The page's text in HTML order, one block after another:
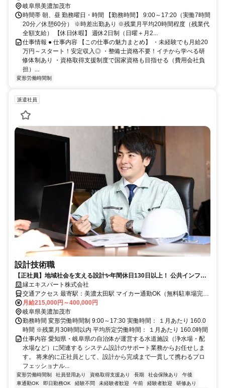
岐阜県美濃加茂市
時間帯 朝、昼 勤務曜日・時間 【勤務時間】 9:00～17:20（実働7時間
20分／休憩60分） ※時差出勤あり ※残業月平均20時間程度（残業代
全額支給） 【休日休暇】 週休2日制（日曜＋月2...
仕事情報 ● 仕事内容 【この仕事の魅力まとめ】 ・未経験でも月給20
万円～スタート！安定収入◎ ・整備士資格不要！イチから学べる研
修体制あり ・資格取得支援制度で国家資格も目指せる（費用会社負
担）...
変形労働時間制
派遣社員
設計技術職
【正社員】地域社会を支える設計✨年間休日130日以上！ 公共インフラ
の未来を描く。一生モノの技術を、ここから。
縁エキスパート株式会社
交通アクセス 最寄駅：美濃太田駅 マイカー通勤OK（無料駐車場完
備）
月給215,000円～400,000円
岐阜県美濃加茂市
勤務時間 変形労働時間制 9:00～17:30 実働時間： １月あたり 160.0
時間 ※残業月30時間以内 平均所定労働時間： １月あたり 160.0時間
仕事内容 愛知県・岐阜県の自治体が運営する水道施設（浄水場・配
水場など）に関連する システム設計のサポート業務からお任せしま
す。 将来的に正社員として、設計から完成まで一貫して携わるプロ
フェッショナル...
変形労働時間制 社員登用あり 資格取得支援あり 長期 社会保険あり
午後
車通勤OK
即日勤務OK 経験不問 未経験者歓迎 午前 経験者歓迎
研修あり